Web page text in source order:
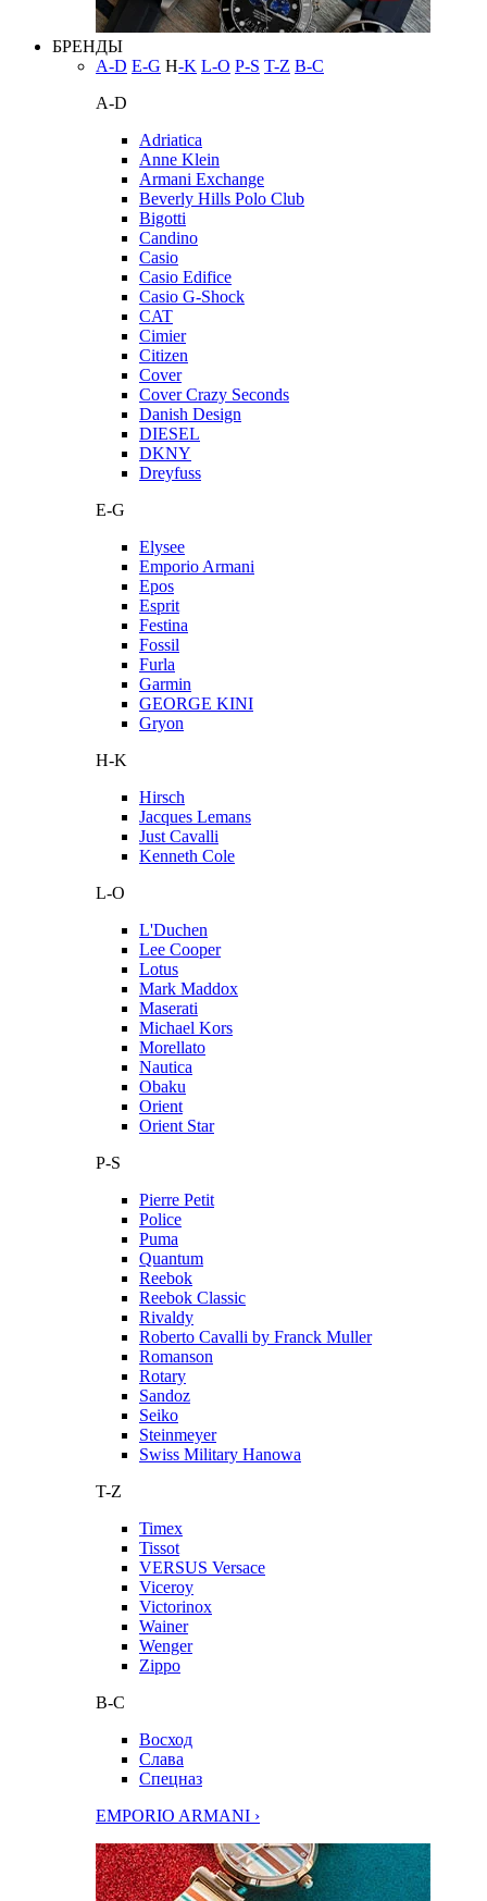
БРЕНДЫ
A-D E-G H-K L-O P-S T-Z В-С
A-D
Adriatica
Anne Klein
Armani Exchange
Beverly Hills Polo Club
Bigotti
Candino
Casio
Casio Edifice
Casio G-Shock
CAT
Cimier
Citizen
Cover
Cover Crazy Seconds
Danish Design
DIESEL
DKNY
Dreyfuss
E-G
Elysee
Emporio Armani
Epos
Esprit
Festina
Fossil
Furla
Garmin
GEORGE KINI
Gryon
H-K
Hirsch
Jacques Lemans
Just Cavalli
Kenneth Cole
L-O
L'Duchen
Lee Cooper
Lotus
Mark Maddox
Maserati
Michael Kors
Morellato
Nautica
Obaku
Orient
Orient Star
P-S
Pierre Petit
Police
Puma
Quantum
Reebok
Reebok Classic
Rivaldy
Roberto Cavalli by Franck Muller
Romanson
Rotary
Sandoz
Seiko
Steinmeyer
Swiss Military Hanowa
T-Z
Timex
Tissot
VERSUS Versace
Viceroy
Victorinox
Wainer
Wenger
Zippo
В-С
Восход
Слава
Спецназ
EMPORIO ARMANI ›